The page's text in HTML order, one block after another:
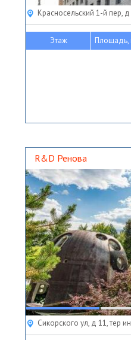
Красносельский 1-й пер,
Этаж Площадь,
R&D Ренова
Сикорского ул, д 11, тер